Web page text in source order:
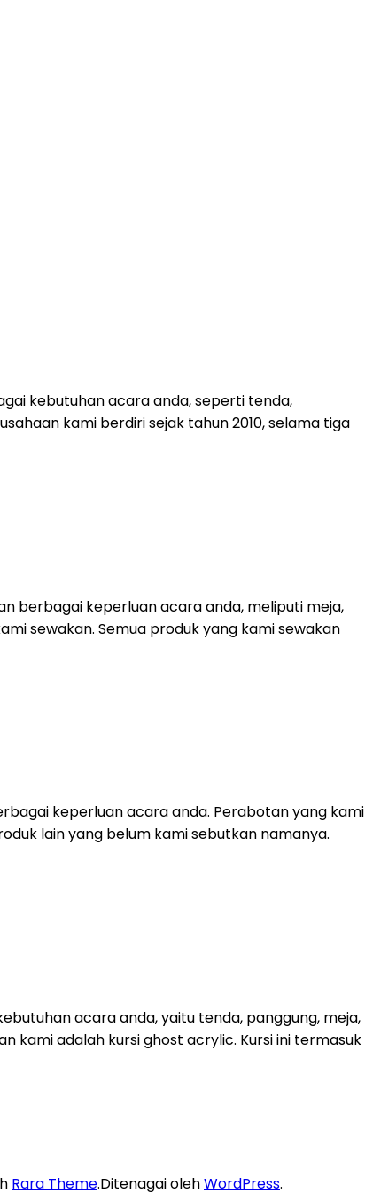
kebutuhan acara anda, seperti tenda,
kami berdiri sejak tahun 2010, selama tiga
berbagai keperluan acara anda, meliputi meja,
sewakan. Semua produk yang kami sewakan
keperluan acara anda. Perabotan yang kami
lain yang belum kami sebutkan namanya.
acara anda, yaitu tenda, panggung, meja,
kami adalah kursi ghost acrylic. Kursi ini termasuk
Rara Theme.Ditenagai olehWordPress.